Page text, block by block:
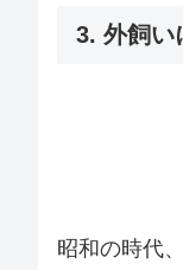
3. 外飼い
昭和の時代